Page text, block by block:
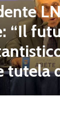
“Il
tutela